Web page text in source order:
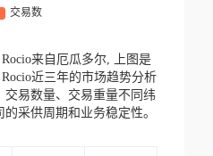
Rocio来自厄瓜多尔,
上图是
Rocio近三年的市场趋势分析
交易数量、交易重量不同纬
采供周期和业务稳定性。